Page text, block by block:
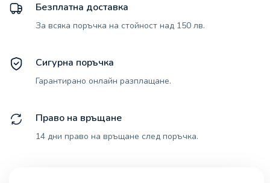
Безплатна доставка
За всяка поръчка на стойност над 150 лв.
Сигурна поръчка
Гарантирано онлайн разплащане.
Право на връщане
14 дни право на връщане след поръчка.